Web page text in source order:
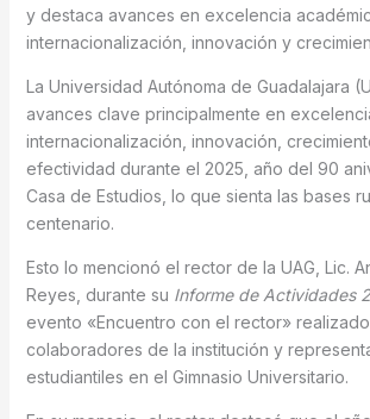
y destaca avances en excelencia
internacionalización, innovación y
La Universidad Autónoma de Guadalajara
avances clave principalmente en
internacionalización, innovación,
efectividad durante el 2025, año del 90
Casa de Estudios, lo que sienta las bases
centenario.
Esto lo mencionó el rector de la UAG, Lic.
Reyes, durante su Informe de Actividades
evento «Encuentro con el rector»
colaboradores de la institución y
estudiantiles en el Gimnasio Universitario.